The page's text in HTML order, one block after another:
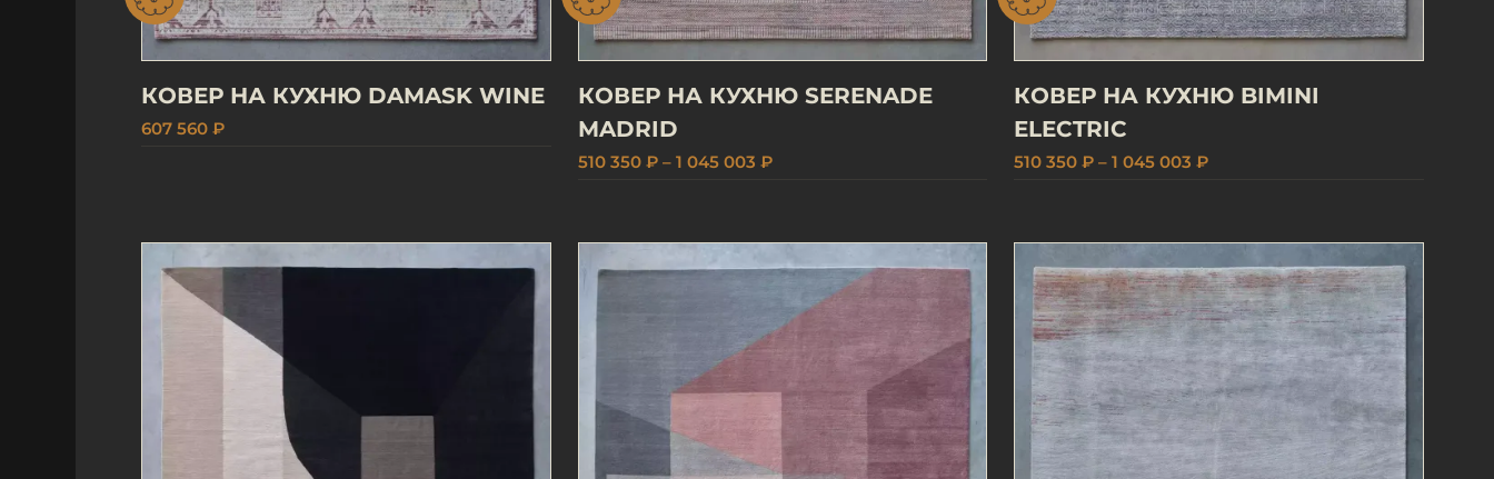
КОВЕР НА КУХНЮ DAMASK WINE
607 560 ₽
КОВЕР НА КУХНЮ SERENADE
MADRID
510 350 ₽ – 1 045 003 ₽
КОВЕР НА КУХНЮ BIMINI
ELECTRIC
510 350 ₽ – 1 045 003 ₽